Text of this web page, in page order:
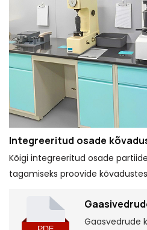
Integreeritud osade
Kõigi integreeritud osade
tagamiseks proovide
Gaasvedrude